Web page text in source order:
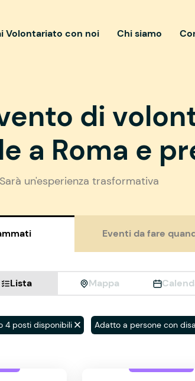
Volontariato con noi Chi siamo
di
a Roma e
Sarà un'esperienza trasformativa
Eventi da fare
Lista Mappa
4 posti disponibili Adatto a persone con